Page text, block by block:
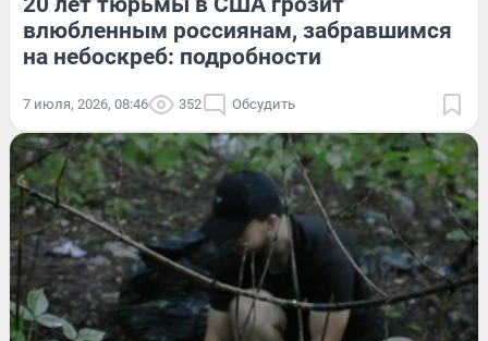
влюбленным россиянам, забравшимся
на небоскреб: подробности
7 июля, 2026, 08:46 352 Обсудить